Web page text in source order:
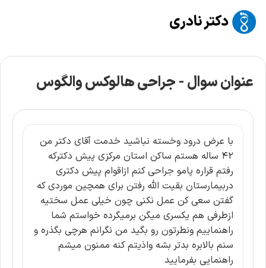
عنوان سوال -جراحی هالوکس والگوس
با عرض درود وخسته نباشید خدمت آقای دکتر من
۴۲ ساله هستم ساکن استان مرکزی پیش دکترکه
رفتم قراره پامو جراحی کنم ازاقوام پیش دکتری
دربیمارستان بقیت الله رفتن برای همچین موردی که
گفتن سعی کن عمل نکنی چون خیلی عمل سختیه
ازطرفی هم یکسری میگن برمیگرده خواستم شما
راهنماییم ونطرتون رو بگید من نگرانم هرچی بگذره و
سنم بالابره بدتر بشه واذیتم کنه ممنون میشم
راهنمایی بفرمایید